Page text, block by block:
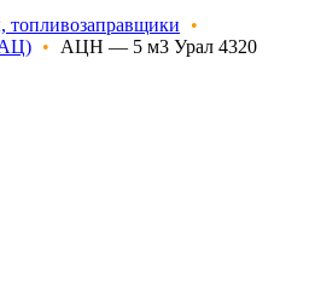
топливозаправщики
•
• АЦН — 5 м3 Урал 4320